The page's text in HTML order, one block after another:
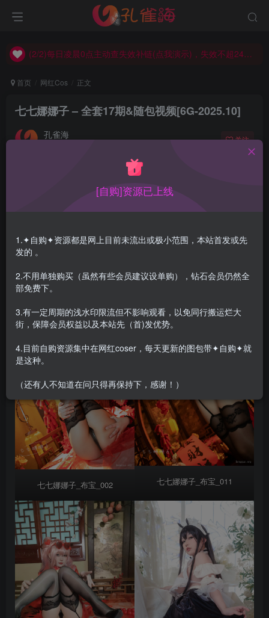
(2/2)每日凌晨0点主动查失效补链(点我演示)，失效不超24小时，
(2/2)每日凌晨0点主动查失效补链(点我演示)，失效不超24小时，
首页 网红Cos 正文
七七娜娜子 – 全套17期&随包视频[6G-2025.10]
孔雀海 关注
七七娜娜子妹子cosplay不仅Cos有看点，妹子本身也很有
看点，属于是即理解行业需求又明白业务的选手，新出道
七七娜娜子_布宝_002 七七娜娜子_布宝_011
[自购]资源已上线
1.✦自购✦资源都是网上目前未流出或极小范围，本站首发或先
发的 。
2.不用单独购买（虽然有些会员建议设单购），钻石会员仍然全
部免费下。
3.有一定周期的浅水印限流但不影响观看，以免同行搬运烂大
街，保障会员权益以及本站先（首)发优势。
4.目前自购资源集中在网红coser，每天更新的图包带✦自购✦就
是这种。
（还有人不知道在问只得再保持下，感谢！）